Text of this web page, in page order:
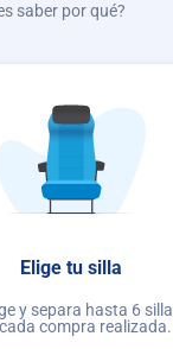
saber por qué?
Elige tu silla
y separa hasta 6
compra realizada.